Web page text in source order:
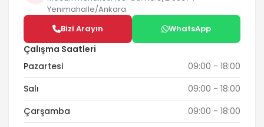
Yenimahalle/Ankara
Bizi Arayın
WhatsApp
Çalışma Saatleri
Pazartesi
09:00 - 18:00
Salı
09:00 - 18:00
Çarşamba
09:00 - 18:00